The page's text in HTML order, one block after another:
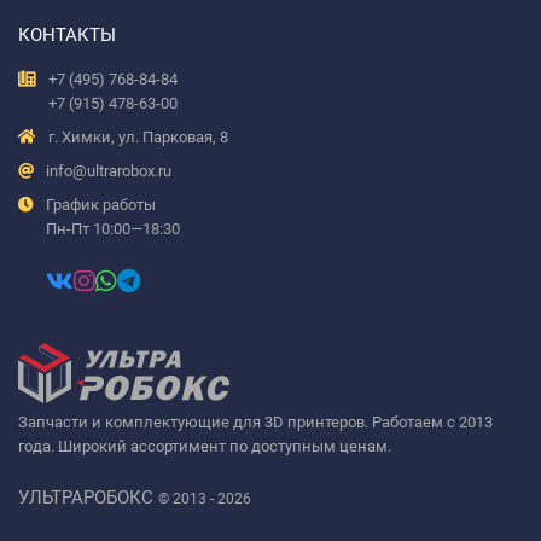
Запчасти и комплектующие для 3D принтеров. Работаем с 2013
года. Широкий ассортимент по доступным ценам.
УЛЬТРАРОБОКС © 2013 - 2026
КОНТАКТЫ
+7 (495) 768-84-84
+7 (915) 478-63-00
г. Химки, ул. Парковая, 8
info@ultrarobox.ru
График работы
Пн-Пт 10:00—18:30